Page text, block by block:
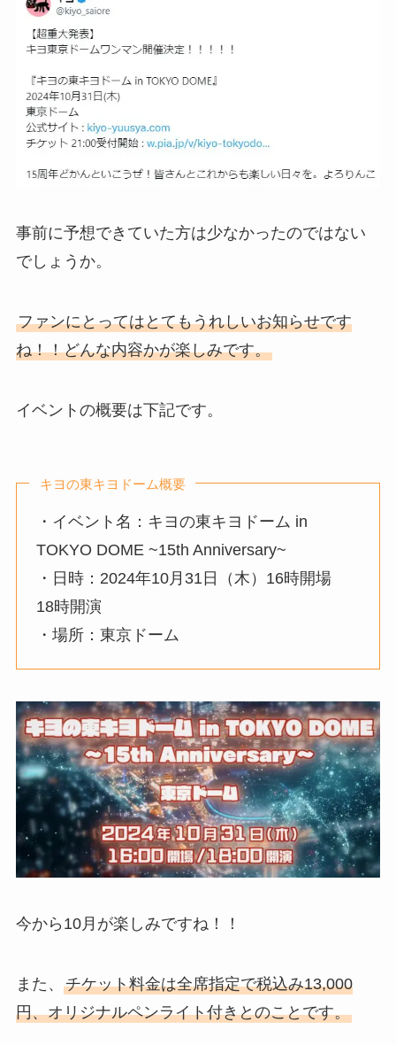
事前に予想できていた方は少なかったのではない
でしょうか。
ファンにとってはとてもうれしいお知らせです
ね！！どんな内容かが楽しみです。
イベントの概要は下記です。
キヨの東キヨドーム概要
・イベント名：キヨの東キヨドーム in
TOKYO DOME ~15th Anniversary~
・日時：2024年10月31日（木）16時開場
18時開演
・場所：東京ドーム
今から10月が楽しみですね！！
また、 チケット料金は全席指定で税込み13,000
円、オリジナルペンライト付きとのことです。